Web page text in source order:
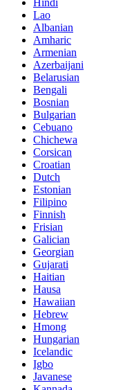
Hindi
Lao
Albanian
Amharic
Armenian
Azerbaijani
Belarusian
Bengali
Bosnian
Bulgarian
Cebuano
Chichewa
Corsican
Croatian
Dutch
Estonian
Filipino
Finnish
Frisian
Galician
Georgian
Gujarati
Haitian
Hausa
Hawaiian
Hebrew
Hmong
Hungarian
Icelandic
Igbo
Javanese